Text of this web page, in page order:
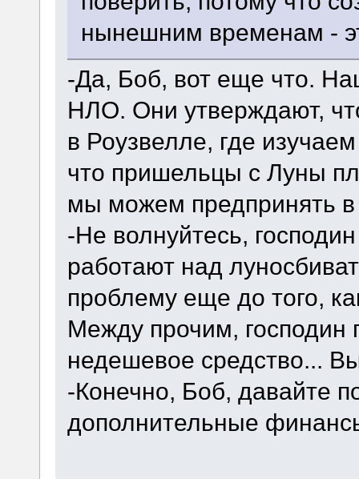
нынешним временам -
-Да, Боб, вот еще что.
НЛО. Они утверждают,
в Роузвелле, где
что пришельцы с Луны
мы можем предпринять в
-Не волнуйтесь,
работают над
проблему еще до того,
Между прочим, господин
недешевое средство...
-Конечно, Боб, давайте
дополнительные